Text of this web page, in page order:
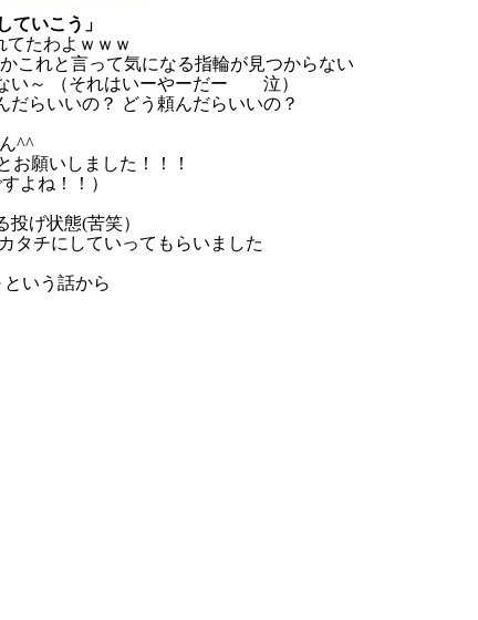
ていこう」
たわよｗｗｗ
これと言って気になる指輪が見つからない
い～ （それはいーやーだー 泣）
らいいの？ どう頼んだらいいの？
^^
お願いしました！！！
よね！！）
げ状態(苦笑）
タチにしていってもらいました
いう話から